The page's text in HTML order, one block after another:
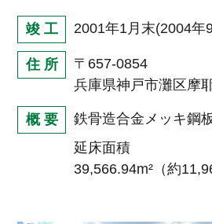
竣 工 2001年1月末(2004年
住 所
〒657-0854
兵庫県神戸市灘区摩
概 要
鉄骨造合金メッキ鋼
延床面積
39,566.94m²（約